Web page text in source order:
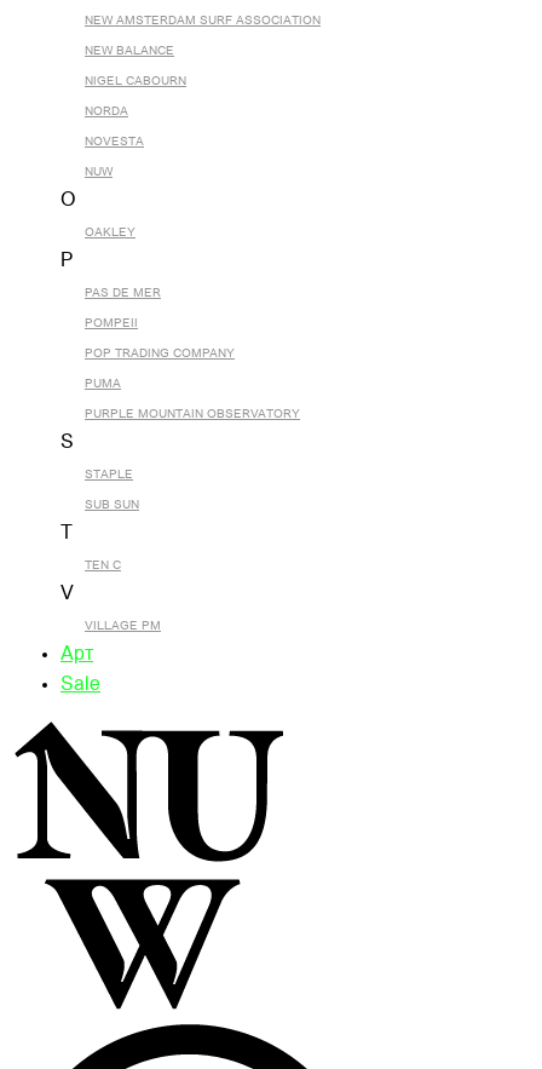
NEW AMSTERDAM SURF ASSOCIATION
NEW BALANCE
NIGEL CABOURN
NORDA
NOVESTA
NUW
O
OAKLEY
P
PAS DE MER
POMPEII
POP TRADING COMPANY
PUMA
PURPLE MOUNTAIN OBSERVATORY
S
STAPLE
SUB SUN
TEN C
V
VILLAGE PM
Арт
Sale